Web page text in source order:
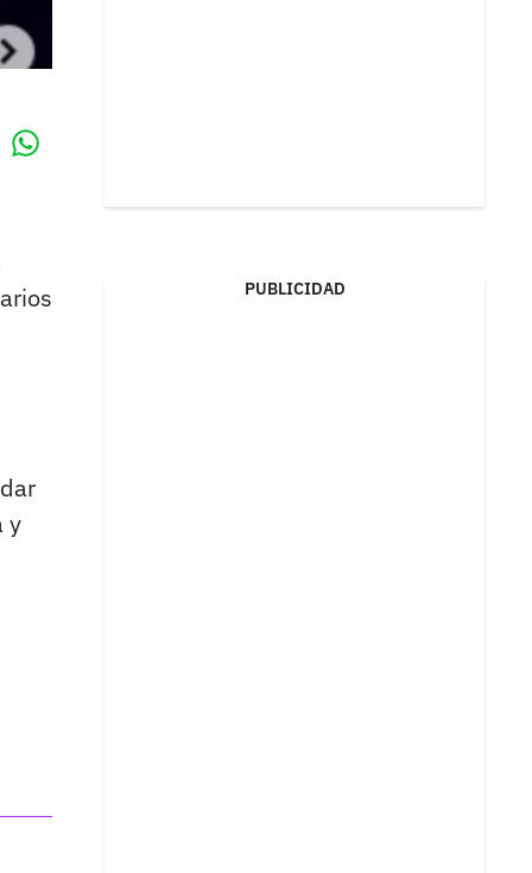
y
PUBLICIDAD